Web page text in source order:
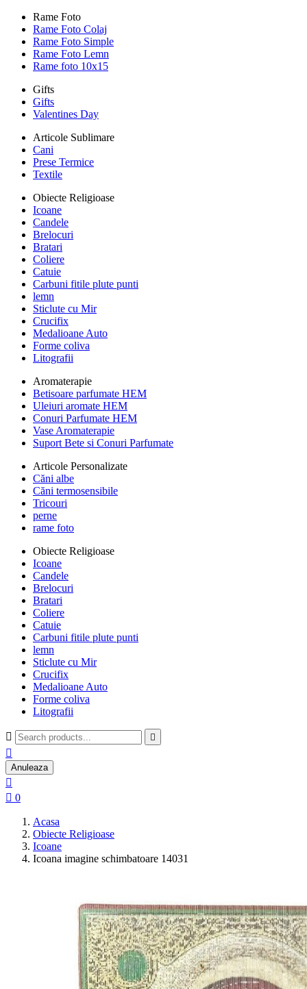
Rame Foto
Rame Foto Colaj
Rame Foto Simple
Rame Foto Lemn
Rame foto 10x15
Gifts
Gifts
Valentines Day
Articole Sublimare
Cani
Prese Termice
Textile
Obiecte Religioase
Icoane
Candele
Brelocuri
Bratari
Coliere
Catuie
Carbuni fitile plute punti
lemn
Sticlute cu Mir
Crucifix
Medalioane Auto
Forme coliva
Litografii
Aromaterapie
Betisoare parfumate HEM
Uleiuri aromate HEM
Conuri Parfumate HEM
Vase Aromaterapie
Suport Bete si Conuri Parfumate
Articole Personalizate
Căni albe
Căni termosensibile
Tricouri
perne
rame foto
Obiecte Religioase
Icoane
Candele
Brelocuri
Bratari
Coliere
Catuie
Carbuni fitile plute punti
lemn
Sticlute cu Mir
Crucifix
Medalioane Auto
Forme coliva
Litografii
 

Anuleaza

 0
Acasa
Obiecte Religioase
Icoane
Icoana imagine schimbatoare 14031